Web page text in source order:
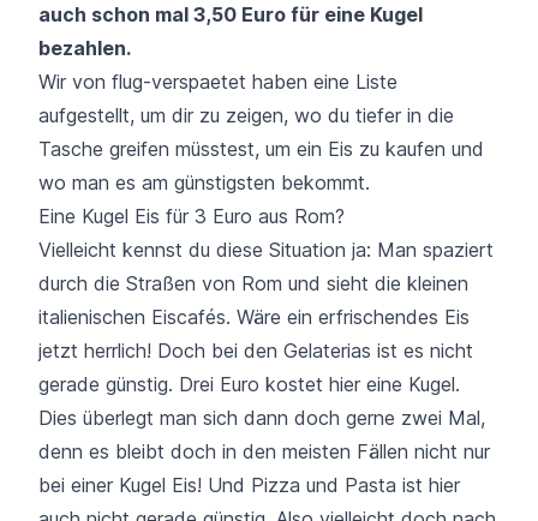
auch schon mal 3,50 Euro für eine Kugel
bezahlen.
Wir von flug-verspaetet haben eine Liste
aufgestellt, um dir zu zeigen, wo du tiefer in die
Tasche greifen müsstest, um ein Eis zu kaufen und
wo man es am günstigsten bekommt.
Eine Kugel Eis für 3 Euro aus Rom?
Vielleicht kennst du diese Situation ja: Man spaziert
durch die Straßen von Rom und sieht die kleinen
italienischen Eiscafés. Wäre ein erfrischendes Eis
jetzt herrlich! Doch bei den Gelaterias ist es nicht
gerade günstig. Drei Euro kostet hier eine Kugel.
Dies überlegt man sich dann doch gerne zwei Mal,
denn es bleibt doch in den meisten Fällen nicht nur
bei einer Kugel Eis! Und Pizza und Pasta ist hier